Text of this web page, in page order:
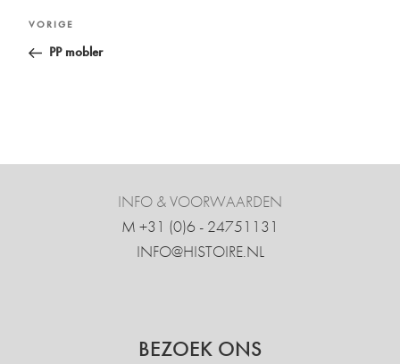
Bericht
navigatie
Vorig
bericht
VORIGE
PP mobler
INFO & VOORWAARDEN
M +31 ‍(0)6 - 24751131
INFO@HISTOIRE.NL
BEZOEK ONS